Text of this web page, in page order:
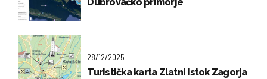
Dubrovačko primorje
28/12/2025
Turistička karta Zlatni istok Zagorja